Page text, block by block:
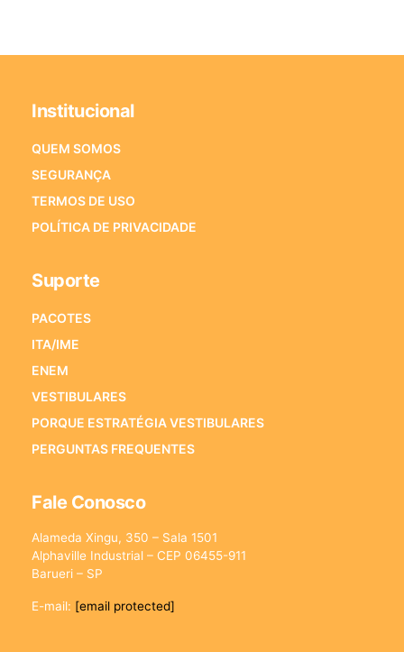
Institucional
QUEM SOMOS
SEGURANÇA
TERMOS DE USO
POLÍTICA DE PRIVACIDADE
Suporte
PACOTES
ITA/IME
ENEM
VESTIBULARES
PORQUE ESTRATÉGIA VESTIBULARES
PERGUNTAS FREQUENTES
Fale Conosco
Alameda Xingu, 350 – Sala 1501
Alphaville Industrial – CEP 06455-911
Barueri – SP
E-mail: [email protected]